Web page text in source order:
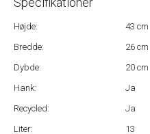
Højde:
43 cm
Bredde:
26 cm
Dybde:
20 cm
Hank:
Ja
Recycled:
Ja
Liter:
13